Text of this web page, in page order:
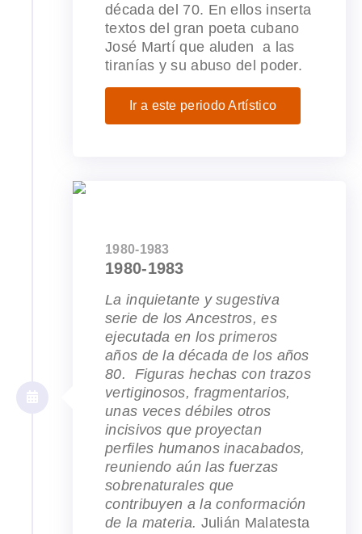
década del 70. En ellos inserta
textos del gran poeta cubano
José Martí que aluden a las
tiranías y su abuso del poder.
Ir a este periodo Artístico
1980-1983
1980-1983
La inquietante y sugestiva
serie de los Ancestros, es
ejecutada en los primeros
años de la década de los años
80. Figuras hechas con trazos
vertiginosos, fragmentarios,
unas veces débiles otros
incisivos que proyectan
perfiles humanos inacabados,
reuniendo aún las fuerzas
sobrenaturales que
contribuyen a la conformación
de la materia. Julián Malatesta